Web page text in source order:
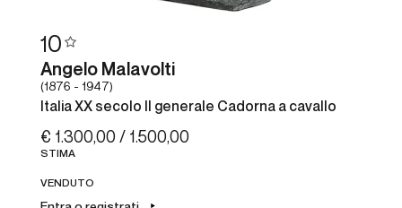
10
Angelo Malavolti
(1876 - 1947)
Italia XX secolo Il generale Cadorna a cavallo
€ 1.300,00 / 1.500,00
STIMA
VENDUTO